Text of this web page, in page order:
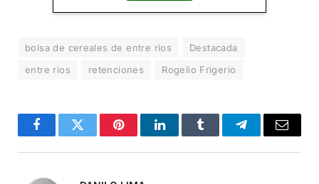
bolsa de cereales de entre rios
Destacada
entre rios
retenciones Rogelio Frigerio
FacebookTwitter PinterestLinkedInTumblr TelegramCorreo